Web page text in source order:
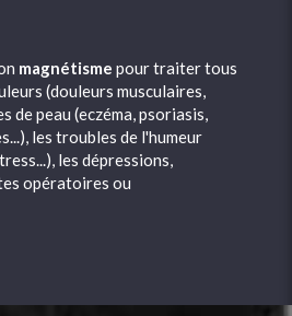
magnétisme pour traiter tous
(douleurs musculaires,
de peau (eczéma, psoriasis,
les troubles de l'humeur
les dépressions,
opératoires ou